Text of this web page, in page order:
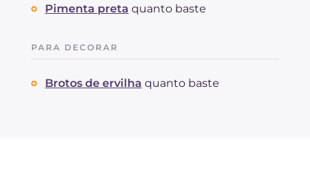
Pimenta preta quanto baste
PARA DECORAR
Brotos de ervilha quanto baste